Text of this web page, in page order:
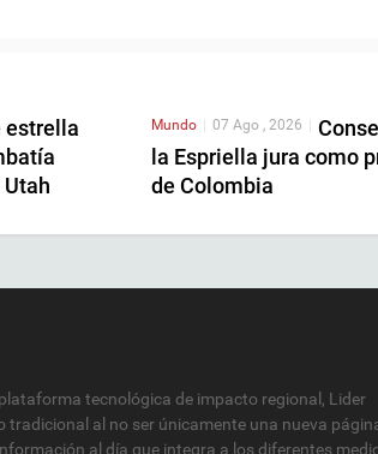
estrella
Mundo | 07 Ago , 2026 |
la Espriella jura como
de Colombia
tecnológica de impacto regional, Lider
tradicional al no ser únicamente una nueva
al día que integra a los diferentes